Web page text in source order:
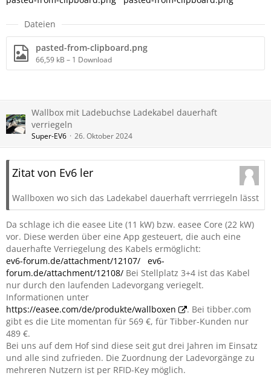
Dateien
pasted-from-clipboard.png
66,59 kB – 1 Download
Wallbox mit Ladebuchse Ladekabel dauerhaft
verriegeln
Super-EV6 26. Oktober 2024
Zitat von Ev6 ler
Wallboxen wo sich das Ladekabel dauerhaft verrriegeln lässt
Da schlage ich die easee Lite (11 kW) bzw. easee Core (22 kW)
vor. Diese werden über eine App gesteuert, die auch eine
dauerhafte Verriegelung des Kabels ermöglicht:
ev6-forum.de/attachment/12107/
ev6-
forum.de/attachment/12108/ Bei Stellplatz 3+4 ist das Kabel
nur durch den laufenden Ladevorgang veriegelt.
Informationen unter
https://easee.com/de/produkte/wallboxen
. Bei tibber.com
gibt es die Lite momentan für 569 €, für Tibber-Kunden nur
489 €.
Bei uns auf dem Hof sind diese seit gut drei Jahren im Einsatz
und alle sind zufrieden. Die Zuordnung der Ladevorgänge zu
mehreren Nutzern ist per RFID-Key möglich.